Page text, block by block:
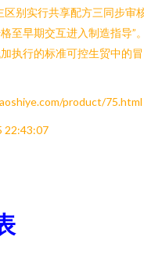
区别实行共享配方三同步审
至早期交互进入制造指导”
执行的标准可控生贸中的冒
product/75.html
22:43:07